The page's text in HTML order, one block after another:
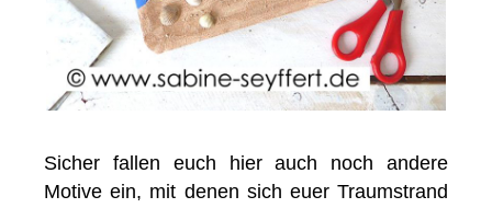
Sicher fallen euch hier auch noch andere
Motive ein, mit denen sich euer Traumstrand